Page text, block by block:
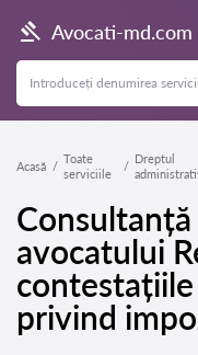
Avocati-md.com
Acasă
Toate
serviciile
Dreptul
avocatului
privind